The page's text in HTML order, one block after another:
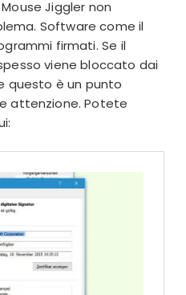
Jiggler non
Software come il
firmati. Se il
viene bloccato dai
questo è un punto
attenzione. Potete